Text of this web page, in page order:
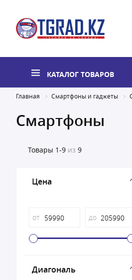
КАТАЛОГ ТОВАРОВ
Главная Смартфоны и гаджеты
Смартфоны
Товары 1-9 из 9
Цена
от до
Диагональ